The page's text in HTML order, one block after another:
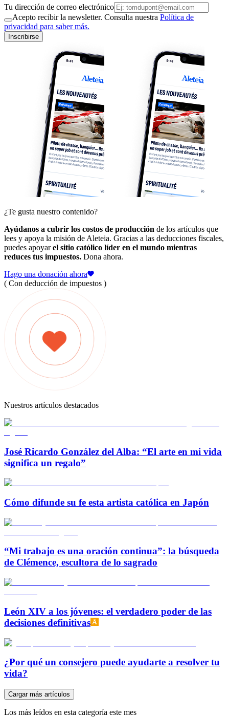
Tu dirección de correo electrónico
Acepto recibir la newsletter. Consulta nuestra Política de
privacidad para saber más.
Inscribirse
¿Te gusta nuestro contenido?
Ayúdanos a cubrir los costos de producción de los artículos que
lees y apoya la misión de Aleteia. Gracias a las deducciones fiscales,
puedes apoyarel sitio católico líder en el mundo mientras
reduces tus impuestos. Dona ahora.
Hago una donación ahora
( Con deducción de impuestos )
Nuestros artículos destacados
José Ricardo González del Alba: “El arte en mi vida
significa un regalo”
Cómo difunde su fe esta artista católica en Japón
“Mi trabajo es una oración continua”: la búsqueda
de Clémence, escultora de lo sagrado
León XIV a los jóvenes: el verdadero poder de las
decisiones definitivas
¿Por qué un consejero puede ayudarte a resolver tu
vida?
Cargar más artículos
Los más leídos en esta categoría este mes